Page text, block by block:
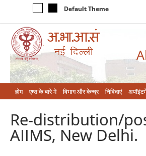
Default Theme
होम एम्‍स के बारे में विभाग और केन्‍द्र निविदाएं
Re-distribution/
AIIMS, New Delhi.